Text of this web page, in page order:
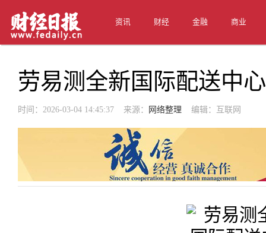
资讯 财经 金融 商业
劳易测全新国际配送中心
时间：2026-03-04 14:45:37 来源： 网络整理 编辑：互联网